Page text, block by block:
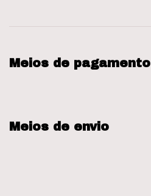
Meios de pagamento
Meios de envio